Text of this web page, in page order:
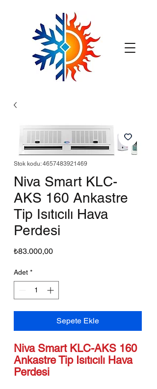
Stok kodu: 4657483921469
Niva Smart KLC-
AKS 160 Ankastre
Tip Isıtıcılı Hava
Perdesi
₺83.000,00Fiyat
Adet *
Sepete Ekle
Niva Smart KLC-AKS 160
Ankastre Tip Isıtıcılı Hava
Perdesi